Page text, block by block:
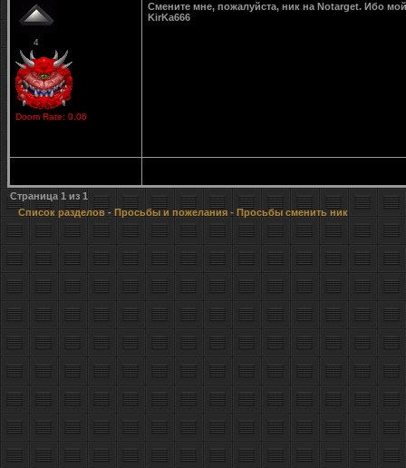
4
Doom Rate: 0.06
Смените мне, пожалуйста, ник на Notarget. Ибо
KirKa666
Страница 1из 1
Список разделов - Просьбы и пожелания - Просьбы сменить ник